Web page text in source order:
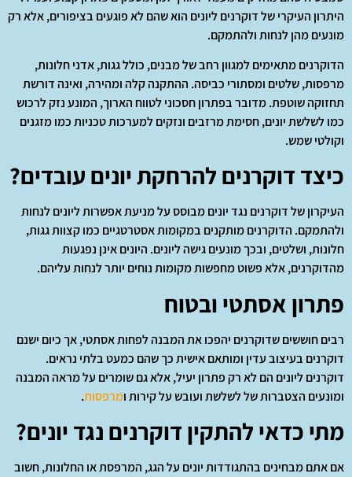
היתרון העיקרי של דוקרנים ליונים הוא שהם לא פוגעים בציפורים, אלא רק
מונעים מהן לנחות ולהתמקם.
הדוקרנים מתאימים למגוון רחב של מבנים, כולל גגות, אדני חלונות,
מרפסות, שלטים ומסתורי כביסה. ההתקנה קלה ומהירה, ואינה דורשת
תחזוקה שוטפת. מדובר בפתרון חסכוני לטווח הארוך, המונע נזק לרכוש
כמו לשלשת יונים, חסימת מרזבים ונזקים למערכות טכניות כמו מזגנים
וקולטי שמש.
כיצד דוקרנים להרחקת יונים עובדים?
העיקרון של דוקרנים נגד יונים מבוסס על מניעת אפשרות ליונים לנחות
ולהתמקם. הדוקרנים מותקנים במקומות אסטרטגיים כמו קצוות גגות,
חלונות, ושלטים, ובכך מונעים גישה ליונים. היונים אינן נפגעות
מהדוקרנים, אלא פשוט מחפשות מקומות נוחים יותר לנחות עליהם.
פתרון אסתטי ובטוח
רבים חוששים שדוקרנים יהפכו את המבנה לפחות אסתטי, אך כיום ישנם
דוקרנים בעיצוב עדין ומותאם אישית כך שהם כמעט בלתי נראים.
דוקרנים ליונים הם לא רק פתרון יעיל, אלא גם שומרים על מראה המבנה
ומונעים הצטברות של לשלשת ועובש על קירות ומרפסות.
מתי כדאי להתקין דוקרנים נגד יונים?
אם אתם מבחינים בהתגודדות יונים על הגג, המרפסת או החלונות, חשוב